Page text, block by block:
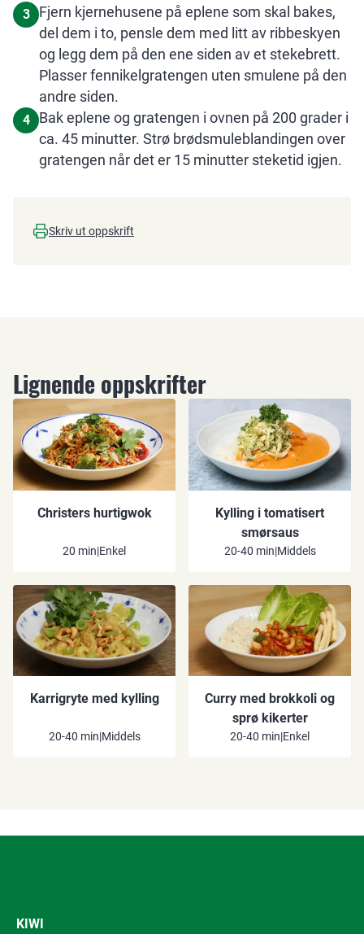
3
Fjern kjernehusene på eplene som skal bakes,
del dem i to, pensle dem med litt av ribbeskyen
og legg dem på den ene siden av et stekebrett.
Plasser fennikelgratengen uten smulene på den
andre siden.
4
Bak eplene og gratengen i ovnen på 200 grader i
ca. 45 minutter. Strø brødsmuleblandingen over
gratengen når det er 15 minutter steketid igjen.
Skriv ut oppskrift
Lignende oppskrifter
Christers hurtigwok
20 min|Enkel
Kylling i tomatisert
smørsaus
20-40 min|Middels
Karrigryte med kylling
20-40 min|Middels
Curry med brokkoli og
sprø kikerter
20-40 min|Enkel
KIWI